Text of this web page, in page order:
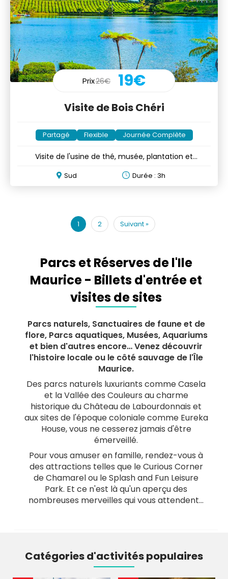
Prix26€ 19€
Visite de Bois Chéri
Partagé Flexible Journée Complète
Visite de l'usine de thé, musée, plantation et
Sud Durée : 3h
1 2 Suivant »
Parcs et Réserves de l'Ile
Maurice - Billets d'entrée et
visites de sites
Parcs naturels, Sanctuaires de faune et de
flore, Parcs aquatiques, Musées, Aquariums
et bien d'autres encore… Venez découvrir
l'histoire locale ou le côté sauvage de l'Île
Maurice.
Des parcs naturels luxuriants comme Casela
et la Vallée des Couleurs au charme
historique du Château de Labourdonnais et
aux sites de l'époque coloniale comme Eureka
House, vous ne cesserez jamais d'être
émerveillé.
Pour vous amuser en famille, rendez-vous à
des attractions telles que le Curious Corner
de Chamarel ou le Splash and Fun Leisure
Park. Et ce n'est là qu'un aperçu des
nombreuses merveilles qui vous attendent...
Catégories d'activités populaires